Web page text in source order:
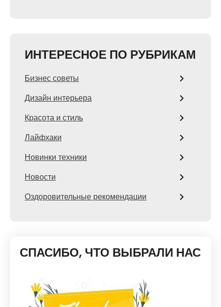
ИНТЕРЕСНОЕ ПО РУБРИКАМ
Бизнес советы
Дизайн интерьера
Красота и стиль
Лайфхаки
Новинки техники
Новости
Оздоровительные рекомендации
СПАСИБО, ЧТО ВЫБРАЛИ НАС